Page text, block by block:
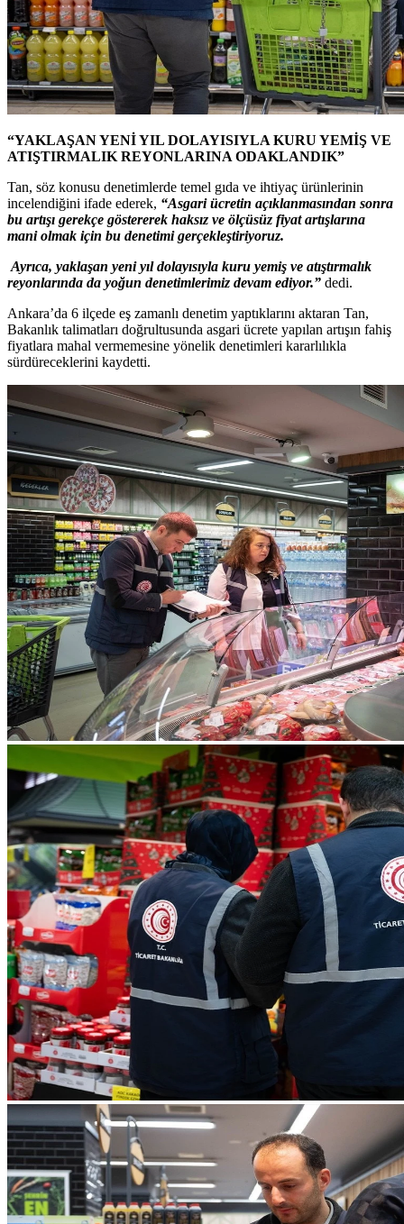
“YAKLAŞAN YENİ YIL DOLAYISIYLA KURU YEMİŞ VE
ATIŞTIRMALIK REYONLARINA ODAKLANDIK”
Tan, söz konusu denetimlerde temel gıda ve ihtiyaç ürünlerinin
incelendiğini ifade ederek, “Asgari ücretin açıklanmasından sonra
bu artışı gerekçe göstererek haksız ve ölçüsüz fiyat artışlarına
mani olmak için bu denetimi gerçekleştiriyoruz.
Ayrıca, yaklaşan yeni yıl dolayısıyla kuru yemiş ve atıştırmalık
reyonlarında da yoğun denetimlerimiz devam ediyor.” dedi.
Ankara’da 6 ilçede eş zamanlı denetim yaptıklarını aktaran Tan,
Bakanlık talimatları doğrultusunda asgari ücrete yapılan artışın fahiş
fiyatlara mahal vermemesine yönelik denetimleri kararlılıkla
sürdüreceklerini kaydetti.